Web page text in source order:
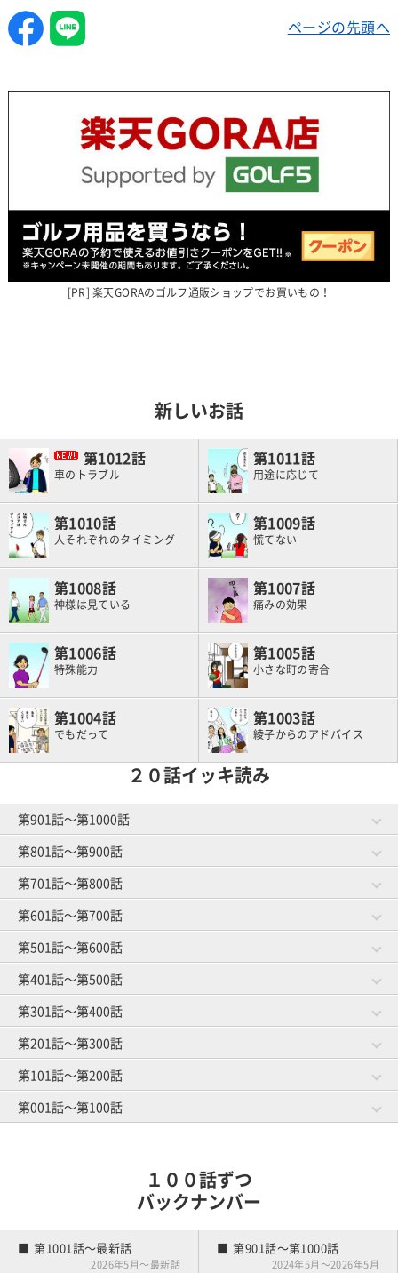
ページの先頭へ
楽天GORAのゴルフ通販ショップでお買いもの！
新しいお話
1012
車のトラブル
1011
用途に応じて
1010
人それぞれのタイミング
1009
慌てない
1008
神様は見ている
1007
痛みの効果
1006
特殊能力
1005
小さな町の寄合
1004
でもだって
1003
綾子からのアドバイス
２０話イッキ読み
第901話～第1000話
第981話～第1000話
作戦成功？ 将来の予防
第941話～第960話
グループレッスン
第901話～第920話
体のことを考える
第801話～第900話
第881話～第900話
ゴルファーと焼肉 お菓子事情
第841話～第860話
教えられ魔
第801話～第820話
隣の芝は高級芝
第701話～第800話
第781話～第800話
ゴルフ友達とランチ スイングと服選び
第741話～第760話
練習にもマナー
第701話～第720話
初めての手引きゴルフ
第601話～第700話
第681話～第700話
ゴルファーのうたた寝 練習場の事情
第641話～第660話
スマートカジュアル
第601話～第620話
オヤジとショウタイム
第501話～第600話
第581話～第600話
打ち下ろしの距離計算 上がり３ホール
第541話～第560話
差し入れの行方
第501話～第520話
キャディマスター
第401話～第500話
第481話～第500話
トイレピンチ キャディさんの裏話
第441話～第460話
元旦ゴルフ
第401話～第420話
第301話～第400話
第381話～第400話
前日の調整 ゴルフ場の生き物
第341話～第360話
若さにジェラシー
第201話～第300話
第281話～第300話
初めてのマッチプレー ゴルフ場の怪談
第101話～第200話
第181話～第200話
憧れの歩きラウンド クローズ明け
アーリーバード
第001話～第100話
第021話～第040話
競技デビュー
第001話～第020話
ゴルフはじめました
１００話ずつ
バックナンバー
第1001話～最新話
2026年5月～最新話
第901話～第1000話
2024年5月～2026年5月